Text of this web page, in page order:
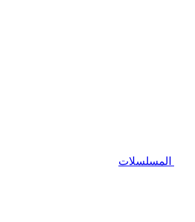
المسلسلات